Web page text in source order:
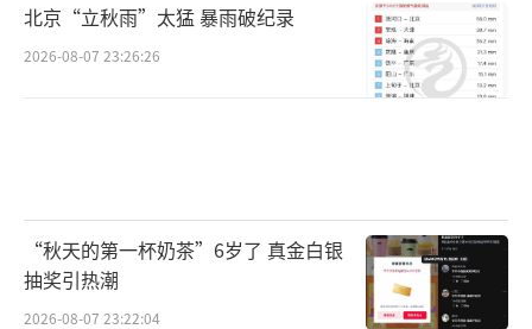
北京“立秋雨”太猛 暴雨破纪录
2026-08-07 23:26:26
“秋天的第一杯奶茶”6岁了 真金白银
抽奖引热潮
2026-08-07 23:22:04